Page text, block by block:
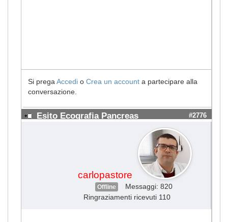
Si prega Accedi o Crea un account a partecipare alla
conversazione.
Esito Ecografia Pancreas #2776
carlopastore
Offline
Messaggi: 820
Ringraziamenti ricevuti 110